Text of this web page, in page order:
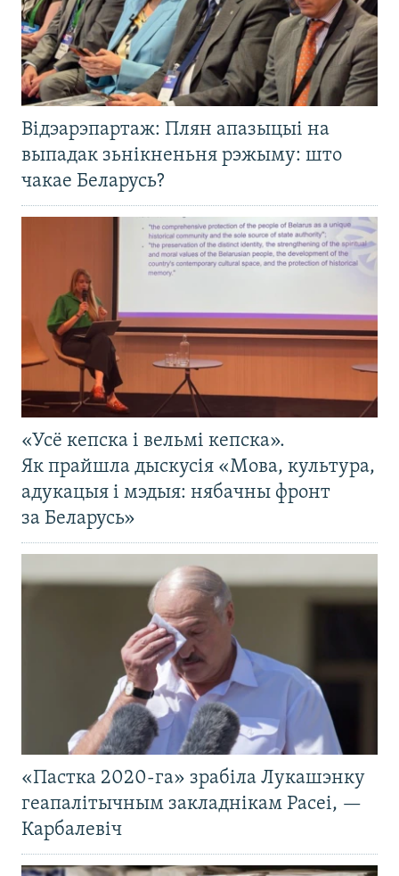
Відэарэпартаж: Плян апазыцыі на
выпадак зьнікненьня рэжыму: што
чакае Беларусь?
«Усё кепска і вельмі кепска».
Як прайшла дыскусія «Мова, культура,
адукацыя і мэдыя: нябачны фронт
за Беларусь»
«Пастка 2020-га» зрабіла Лукашэнку
геапалітычным закладнікам Расеі, —
Карбалевіч